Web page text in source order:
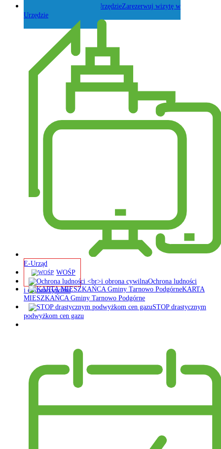
Zarezerwuj wizytę w
Urzędzie
E-Urząd
WOŚP
Ochrona ludności
i obrona cywilna
KARTA
MIESZKAŃCA Gminy Tarnowo Podgórne
STOP drastycznym
podwyżkom cen gazu